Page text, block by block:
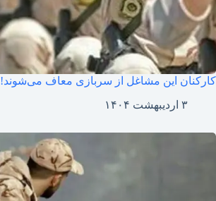
کارکنان این مشاغل از سربازی معاف می‌شوند!
۳ اردیبهشت ۱۴۰۴